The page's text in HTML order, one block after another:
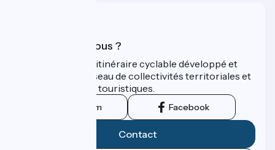
Qui sommes-nous ?
ViaRhôna est un itinéraire cyclable développé et
promu par un réseau de collectivités territoriales et
leurs institutions touristiques.
Instagram Facebook
Contact